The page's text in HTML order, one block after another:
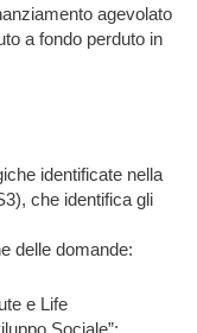
agevolato
a fondo perduto in
identificate nella
che identifica gli
delle domande:
e Life